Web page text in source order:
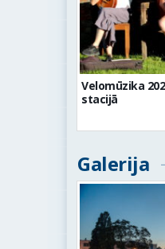
Velomūzika
stacijā
Galerija